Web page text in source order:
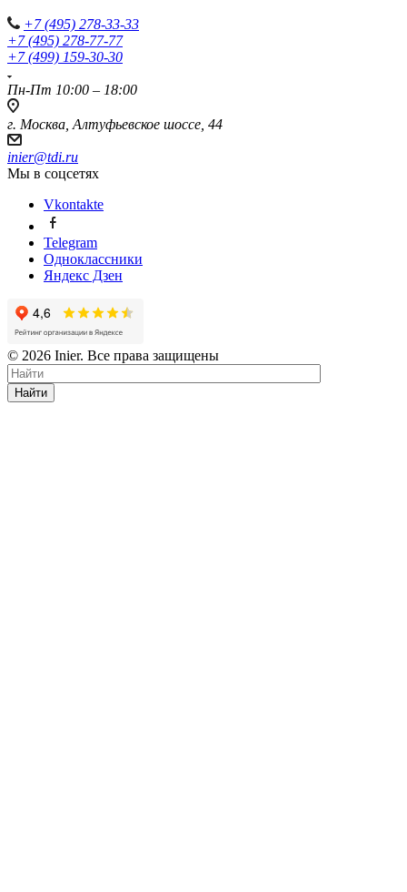
+7 (495) 278-33-33
+7 (495) 278-77-77
+7 (499) 159-30-30
Пн-Пт 10:00 – 18:00
г. Москва, Алтуфьевское шоссе, 44
inier@tdi.ru
Мы в соцсетях
Vkontakte
Telegram
Одноклассники
Яндекс Дзен
© 2026 Inier. Все права защищены
Найти